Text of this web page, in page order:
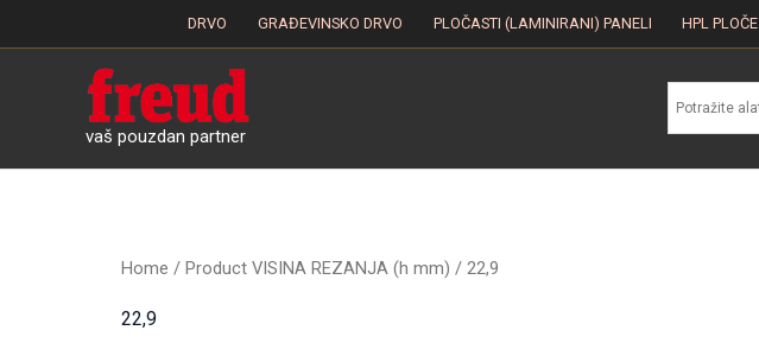
to
DRVO GRAĐEVINSKO DRVO PLOČASTI (LAMINIRANI) PANELI HPL PLOČE
vaš pouzdan partner
Home / Product VISINA REZANJA (h mm) / 22,9
22,9